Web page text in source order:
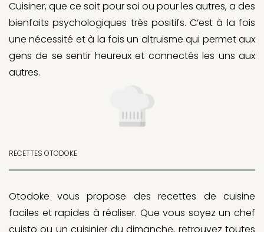
Cuisiner, que ce soit pour soi ou pour les autres, a des
bienfaits psychologiques très positifs. C’est à la fois
une nécessité et à la fois un altruisme qui permet aux
gens de se sentir heureux et connectés les uns aux
autres.
RECETTES OTODOKE
Otodoke vous propose des recettes de cuisine
faciles et rapides à réaliser. Que vous soyez un chef